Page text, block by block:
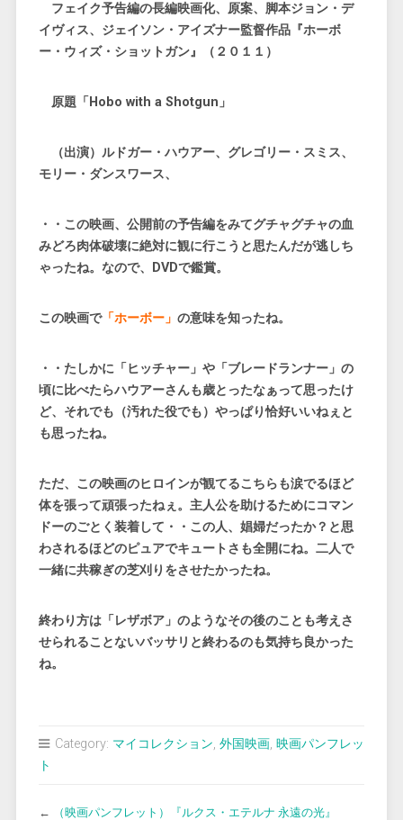
フェイク予告編の長編映画化、原案、脚本ジョン・デ
イヴィス、ジェイソン・アイズナー監督作品『ホーボ
ー・ウィズ・ショットガン』（２０１１）
原題「Hobo with a Shotgun」
（出演）ルドガー・ハウアー、グレゴリー・スミス、
モリー・ダンスワース、
・・この映画、公開前の予告編をみてグチャグチャの血
みどろ肉体破壊に絶対に観に行こうと思たんだが逃しち
ゃったね。なので、DVDで鑑賞。
この映画で「ホーボー」 の意味を知ったね。
・・たしかに「ヒッチャー」や「ブレードランナー」の
頃に比べたらハウアーさんも歳とったなぁって思ったけ
ど、それでも（汚れた役でも）やっぱり恰好いいねぇと
も思ったね。
ただ、この映画のヒロインが観てるこちらも涙でるほど
体を張って頑張ったねぇ。主人公を助けるためにコマン
ドーのごとく装着して・・この人、娼婦だったか？と思
わされるほどのピュアでキュートさも全開にね。二人で
一緒に共稼ぎの芝刈りをさせたかったね。
終わり方は「レザボア」のようなその後のことも考えさ
せられることないバッサリと終わるのも気持ち良かった
ね。
Category: マイコレクション, 外国映画, 映画パンフレッ
ト
←
（映画パンフレット）『ルクス・エテルナ 永遠の光』